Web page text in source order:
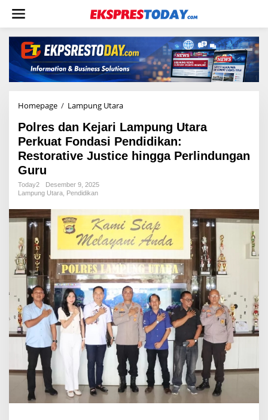
w
Homepage / Lampung Utara
l
r
e
s
e
j
r
i
L
a
m
p
u
n
U
a
r
a
Polres dan Kejari Lampung Utara
Perkuat Fondasi Pendidikan:
Restorative Justice hingga Perlindungan
Guru
Today2
Desember 9, 2025
Lampung Utara, Pendidikan